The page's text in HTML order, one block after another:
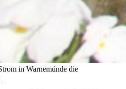
in Warnemünde die